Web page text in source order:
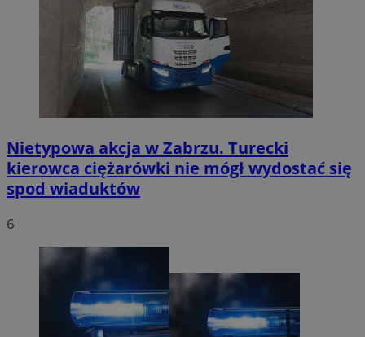
Nietypowa akcja w Zabrzu. Turecki
kierowca ciężarówki nie mógł wydostać się
spod wiaduktów
6